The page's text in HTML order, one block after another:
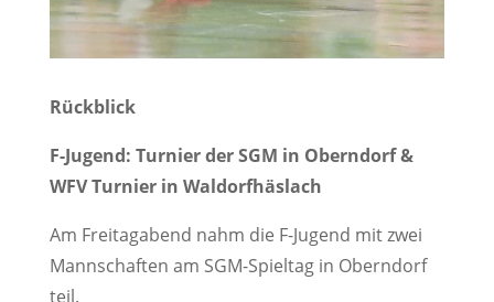
Rückblick
F-Jugend: Turnier der SGM in Oberndorf &
WFV Turnier in Waldorfhäslach
Am Freitagabend nahm die F-Jugend mit zwei
Mannschaften am SGM-Spieltag in Oberndorf
teil.